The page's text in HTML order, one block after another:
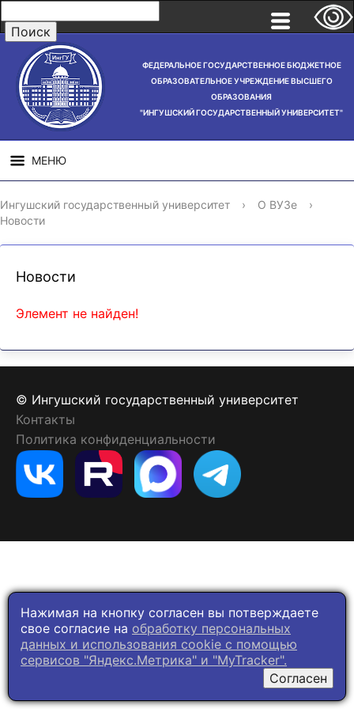
ФЕДЕРАЛЬНОЕ ГОСУДАРСТВЕННОЕ БЮДЖЕТНОЕ
ОБРАЗОВАТЕЛЬНОЕ УЧРЕЖДЕНИЕ ВЫСШЕГО
ОБРАЗОВАНИЯ
"ИНГУШСКИЙ ГОСУДАРСТВЕННЫЙ УНИВЕРСИТЕТ"
МЕНЮ
СВЕДЕНИЯ ОБ
ОБРАЗОВАТЕЛЬНОЙ
НАУЧНАЯ
ДЕЯТЕЛЬНОСТЬ
Ингушский государственный университет › О ВУЗе
›
Новости
Новости
Элемент не найден!
© Ингушский государственный университет
Контакты
Политика конфиденциальности
Нажимая на кнопку согласен вы потверждаете
свое согласие на обработку персональных
данных и использования cookie c помощью
сервисов "Яндекс.Метрика" и "MyTracker".
Согласен